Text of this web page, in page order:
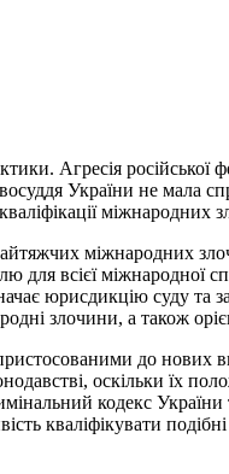
Агресія
України не мала
міжнародних
міжнародних
для всієї
юрисдикцію суду
злочини, а також
до нових
оскільки їх
кодекс
кваліфікувати